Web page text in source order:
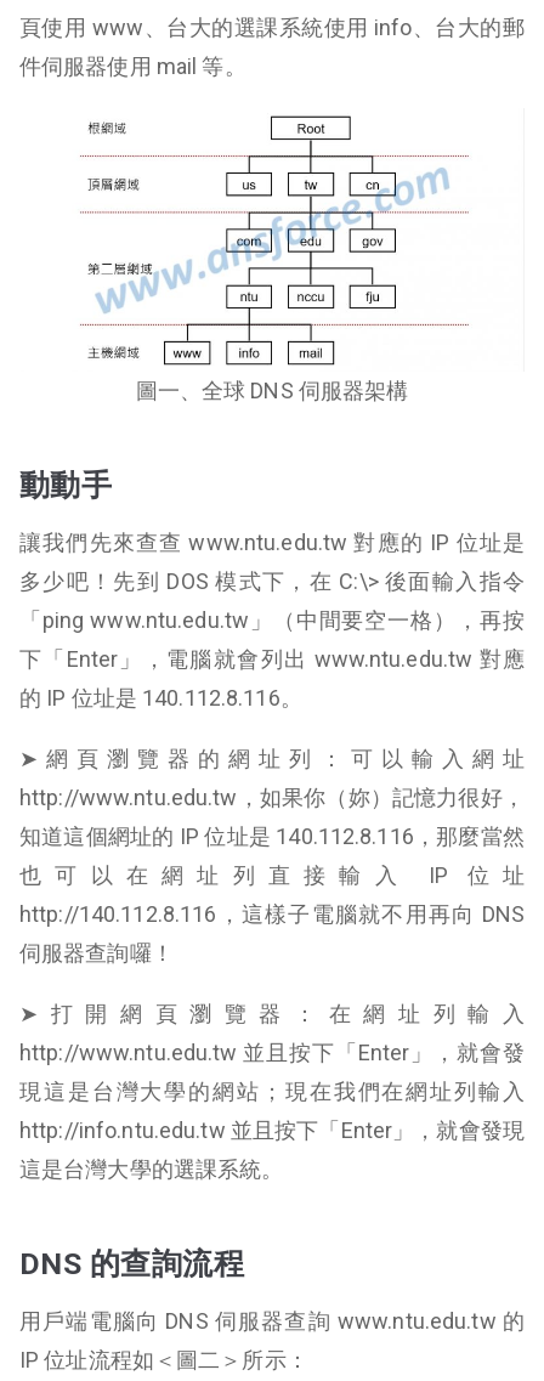
頁使用 www、台大的選課系統使用 info、台大的郵
件伺服器使用 mail 等。
圖一、全球 DNS 伺服器架構
動動手
讓我們先來查查 www.ntu.edu.tw 對應的 IP 位址是
多少吧！先到 DOS 模式下，在 C:\> 後面輸入指令
「ping www.ntu.edu.tw」（中間要空一格），再按
下「Enter」，電腦就會列出 www.ntu.edu.tw 對應
的 IP 位址是 140.112.8.116。
➤網頁瀏覽器的網址列：可以輸入網址
http://www.ntu.edu.tw，如果你（妳）記憶力很好，
知道這個網址的 IP 位址是 140.112.8.116，那麼當然
也可以在網址列直接輸入 IP 位址
http://140.112.8.116，這樣子電腦就不用再向 DNS
伺服器查詢囉！
➤打開網頁瀏覽器：在網址列輸入
http://www.ntu.edu.tw 並且按下「Enter」，就會發
現這是台灣大學的網站；現在我們在網址列輸入
http://info.ntu.edu.tw 並且按下「Enter」，就會發現
這是台灣大學的選課系統。
DNS 的查詢流程
用戶端電腦向 DNS 伺服器查詢 www.ntu.edu.tw 的
IP 位址流程如＜圖二＞所示：